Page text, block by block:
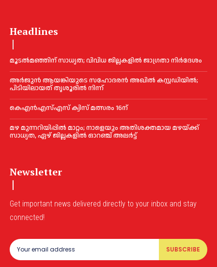
Headlines
മൂടൽമഞ്ഞിന് സാധ്യത; വിവിധ ജില്ലകളിൽ ജാഗ്രതാ നിർദേശം
അര്‍ജുന്‍ ആയങ്കിയുടെ സഹോദരന്‍ അഖില്‍ കസ്റ്റഡിയില്‍;
പിടിയിലായത് തൃശൂരില്‍ നിന്ന്
കെഎൻഎസ്എസ് ക്വിസ് മത്സരം 16ന്
മഴ മുന്നറിയിപ്പിൽ മാറ്റം; നാളെയും അതിശക്തമായ മഴയ്ക്ക്
സാധ്യത, ഏഴ് ജില്ലകളിൽ ഓറഞ്ച് അലർട്ട്
Newsletter
Get important news delivered directly to your inbox and stay
connected!
SUBSCRIBE